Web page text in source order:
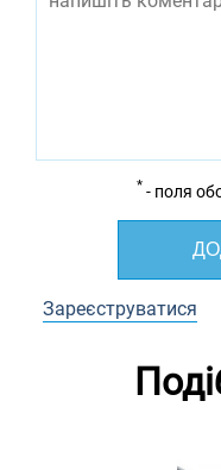
* - поля
Зареєструватися